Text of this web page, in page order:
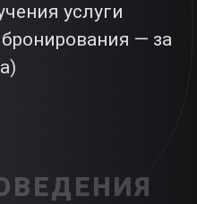
услуги
— за